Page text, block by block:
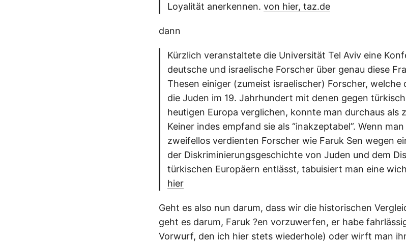
Loyalität anerkennen. von hier, taz.de
dann
Kürzlich veranstaltete die Universität Tel Aviv eine
deutsche und israelische Forscher über genau diese
Thesen einiger (zumeist israelischer) Forscher, welche
die Juden im 19. Jahrhundert mit denen gegen
heutigen Europa verglichen, konnte man durchaus als
Keiner indes empfand sie als “inakzeptabel”. Wenn
zweifellos verdienten Forscher wie Faruk Sen wegen
der Diskriminierungsgeschichte von Juden und dem
türkischen Europäern entlässt, tabuisiert man eine
hier
Geht es also nun darum, dass wir die historischen
geht es darum, Faruk ?en vorzuwerfen, er habe
Vorwurf, den ich hier stets wiederhole) oder wirft man